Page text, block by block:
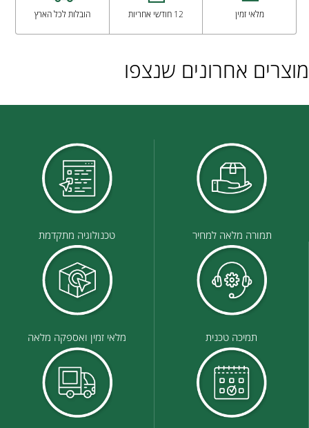
מלאי זמין 12 חודשי אחריות הובלות לכל הארץ
מוצרים אחרונים שנצפו
תמורה מלאה למחיר טכנולוגיה מתקדמת
תמיכה טכנית מלאי זמין ואספקה מלאה